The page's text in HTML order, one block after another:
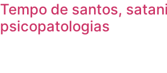
Tempo de santos,
psicopatologias